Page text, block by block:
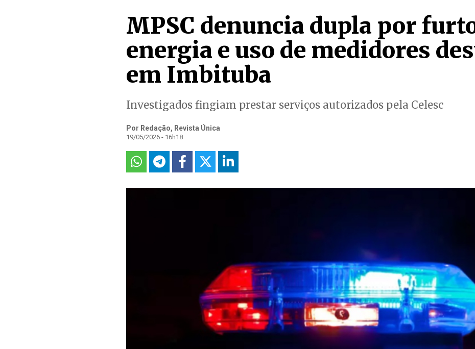
MPSC denuncia dupla por
energia e uso de medidores
em Imbituba
Investigados fingiam prestar serviços autorizados pela Celesc
Por Redação, Revista Única
19/05/2026 - 16h18